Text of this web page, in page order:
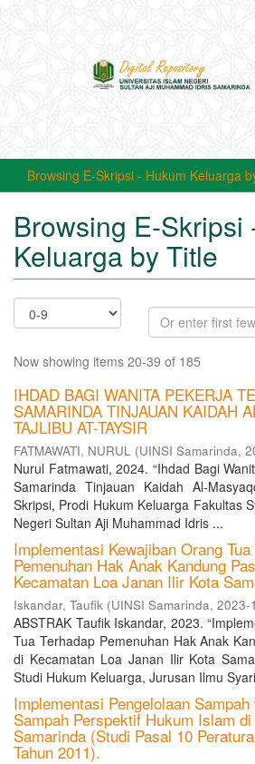
Browsing E-Skripsi - Hukum Keluarga
Browsing E-Skripsi
Keluarga by Title
Now showing items 20-39 of 185
IHDAD BAGI WANITA PEKERJA
SAMARINDA TINJAUAN KAIDAH
TAJLIBU AT-TAYSIR
FATMAWATI, NURUL (UINSI Samarinda,
Nurul Fatmawati, 2024. “Ihdad Bagi
Samarinda Tinjauan Kaidah Al-
Skripsi, Prodi Hukum Keluarga Fakultas
Negeri Sultan Aji Muhammad Idris ...
Implementasi Kewajiban Orang Tua
Pemenuhan Hak Anak Kandung
Kecamatan Loa Janan Ilir Kota
Iskandar, Taufik (UINSI Samarinda, 2023-
ABSTRAK Taufik Iskandar, 2023.
Tua Terhadap Pemenuhan Hak Anak
di Kecamatan Loa Janan Ilir Kota
Studi Hukum Keluarga, Jurusan Ilmu
Implementasi Pengelolaan
Sampah Perspektif Hukum Islam
Samarinda (Studi Pasal 10
Tahun 2011).